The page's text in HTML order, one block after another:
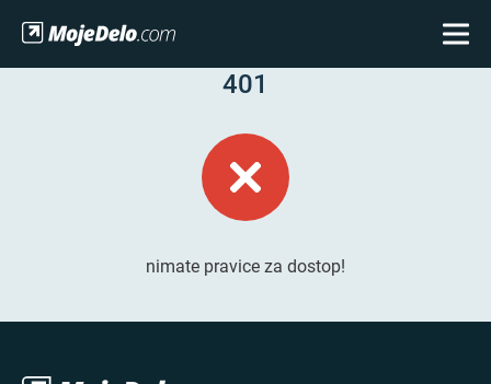
401
nimate pravice za dostop!